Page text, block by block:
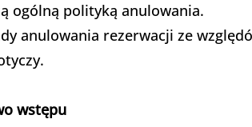
ogólną polityką anulowania.
anulowania rezerwacji ze
wstępu